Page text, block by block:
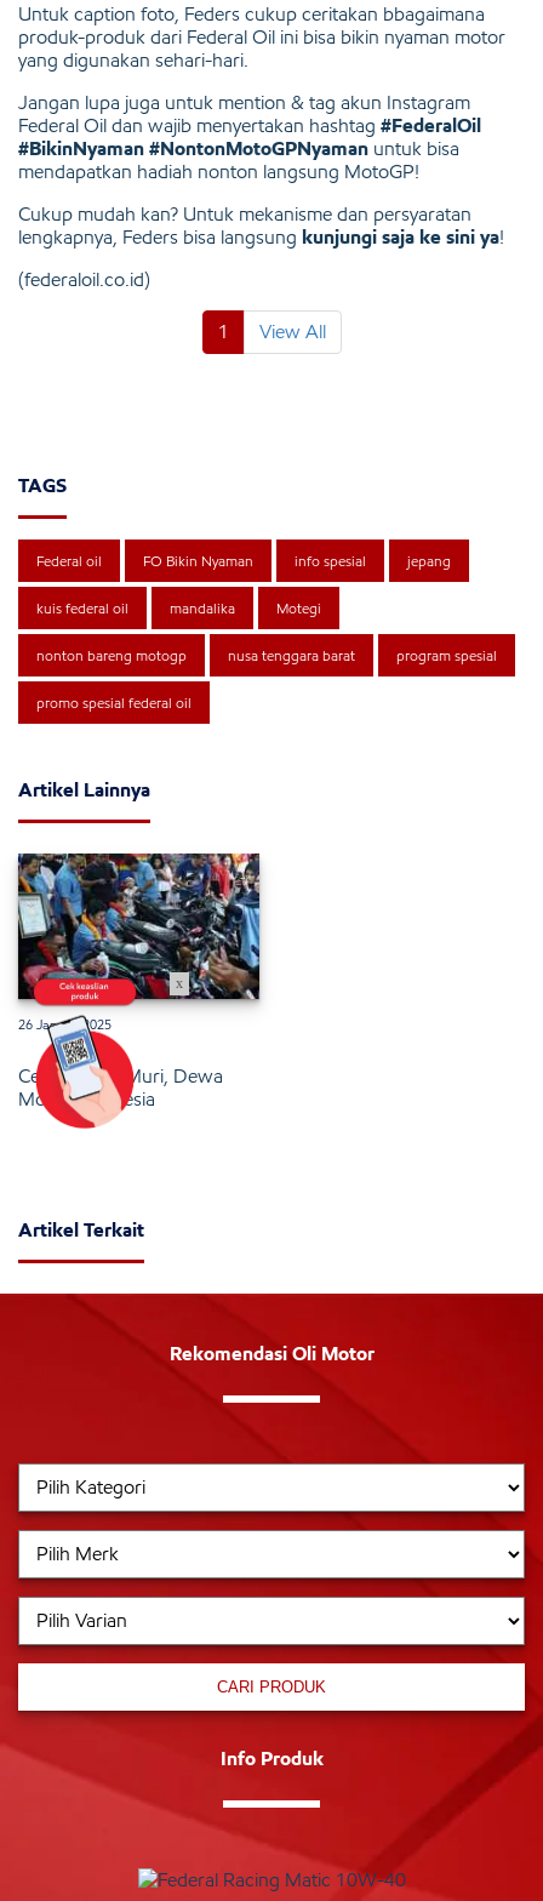
Untuk caption foto, Feders cukup ceritakan bbagaimana
produk-produk dari Federal Oil ini bisa bikin nyaman motor
yang digunakan sehari-hari.
Jangan lupa juga untuk mention & tag akun Instagram
Federal Oil dan wajib menyertakan hashtag #FederalOil
#BikinNyaman #NontonMotoGPNyaman untuk bisa
mendapatkan hadiah nonton langsung MotoGP!
Cukup mudah kan? Untuk mekanisme dan persyaratan
lengkapnya, Feders bisa langsung kunjungi saja ke sini ya!
(federaloil.co.id)
1 View All
TAGS
Federal oil FO Bikin Nyaman info spesial jepang
kuis federal oil mandalika Motegi
nonton bareng motogp nusa tenggara barat program spesial
promo spesial federal oil
Artikel Lainnya
26 Januari 2025
Cetak Rekor Muri, Dewa
Motor Indonesia
Artikel Terkait
Rekomendasi Oli Motor
CARI PRODUK
Info Produk
x